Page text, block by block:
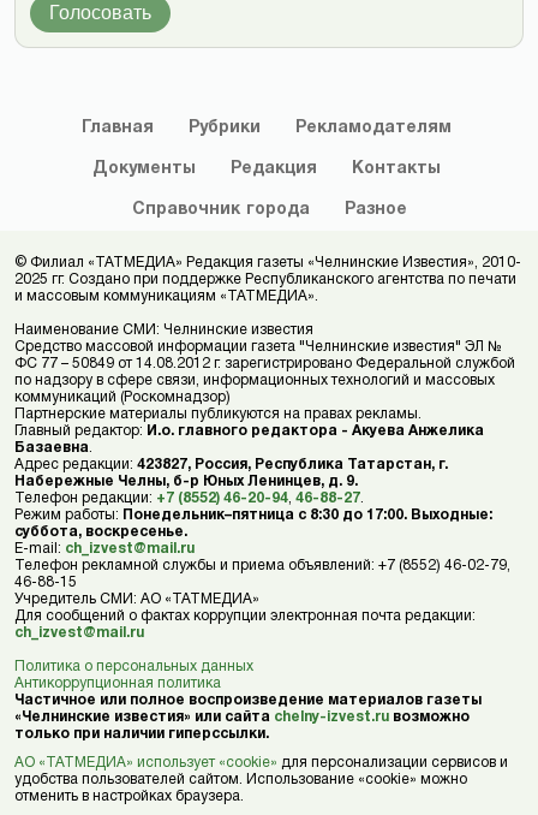
Голосовать
Главная Рубрики Рекламодателям
Документы Редакция Контакты
Справочник города Разное
© Филиал «ТАТМЕДИА» Редакция газеты «Челнинские Известия», 2010-
2025 гг. Создано при поддержке Республиканского агентства по печати
и массовым коммуникациям «ТАТМЕДИА».
Наименование СМИ: Челнинские известия
Средство массовой информации газета "Челнинские известия" ЭЛ №
ФС 77 – 50849 от 14.08.2012 г. зарегистрировано Федеральной службой
по надзору в сфере связи, информационных технологий и массовых
коммуникаций (Роскомнадзор)
Партнерские материалы публикуются на правах рекламы.
Главный редактор: И.о. главного редактора - Акуева Анжелика
Базаевна
Адрес редакции: 423827, Россия, Республика Татарстан, г.
Набережные Челны, б-р Юных Ленинцев, д. 9.
Телефон редакции: +7 (8552) 46-20-94 46-88-27
Режим работы: Понедельник–пятница с 8:30 до 17:00. Выходные:
суббота, воскресенье.
E-mail: ch_izvest@mail.ru
Телефон рекламной службы и приема объявлений: +7 (8552) 46-02-79,
46-88-15
Учредитель СМИ: АО «ТАТМЕДИА»
Для сообщений о фактах коррупции электронная почта редакции:
ch_izvest@mail.ru
Политика о персональных данных
Антикоррупционная политика
Частичное или полное воспроизведение материалов газеты
«Челнинские известия» или сайта chelny-izvest.ru возможно
только при наличии гиперссылки.
АО «ТАТМЕДИА» использует «cookie» для персонализации сервисов и
удобства пользователей сайтом. Использование «cookie» можно
отменить в настройках браузера.